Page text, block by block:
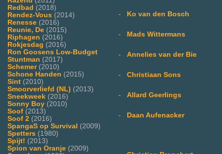
Redbad (2018)
Rendez-Vous (2014)
Renesse (2016)
Reunie, De (2015)
Riphagen (2016)
Rokjesdag (2016)
Ron Goosens Low-Budget
Stuntman (2017)
Schemer(2010)
Schone Handen (2015)
Sint (2010)
Smoorverliefd (NL) (2013)
Sneekweek (2016)
Sonny Boy (2010)
Soof (2013)
Soof 2 (2016)
SpangaS op Survival (2009)
Spetters (1980)
Spijt! (2013)
Spion van Oranje (2009)
- Ko van den Bosch
- Mads Wittermans
- Annelies van der Bie
- Christiaan Sons
- Allard Geerlings
- Daan Aufenacker